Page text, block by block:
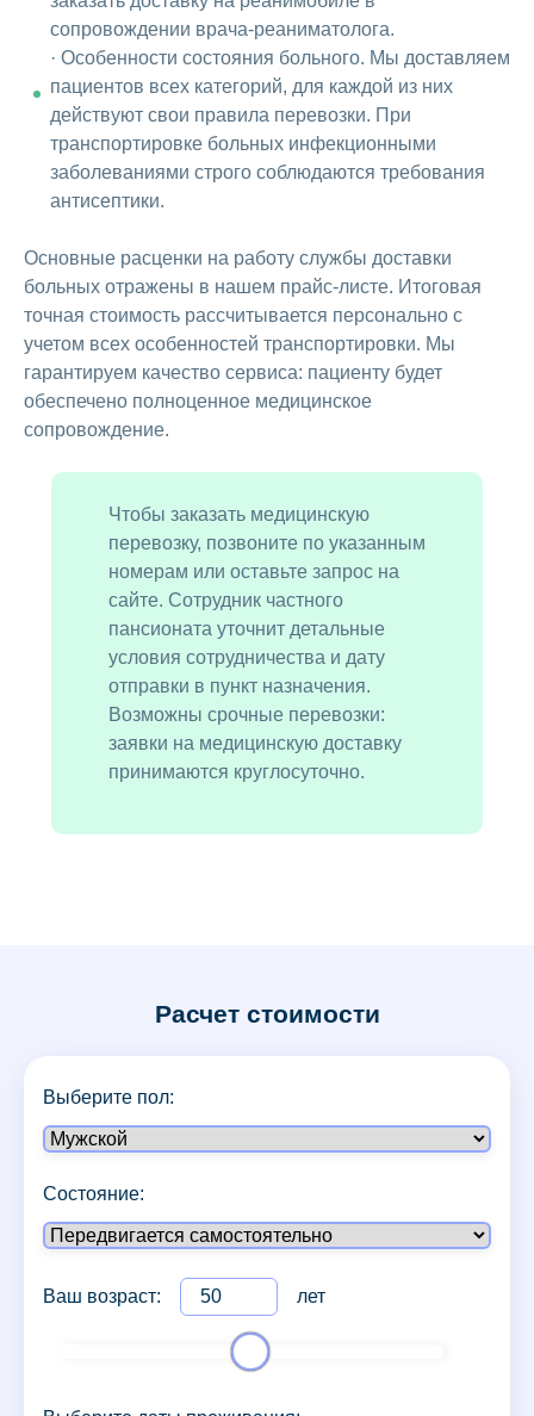
сопровождении врача-реаниматолога.
· Особенности состояния больного. Мы доставляем
пациентов всех категорий, для каждой из них
действуют свои правила перевозки. При
транспортировке больных инфекционными
заболеваниями строго соблюдаются требования
антисептики.
Основные расценки на работу службы доставки
больных отражены в нашем прайс-листе. Итоговая
точная стоимость рассчитывается персонально с
учетом всех особенностей транспортировки. Мы
гарантируем качество сервиса: пациенту будет
обеспечено полноценное медицинское
сопровождение.
Чтобы заказать медицинскую
перевозку, позвоните по указанным
номерам или оставьте запрос на
сайте. Сотрудник частного
пансионата уточнит детальные
условия сотрудничества и дату
отправки в пункт назначения.
Возможны срочные перевозки:
заявки на медицинскую доставку
принимаются круглосуточно.
Расчет стоимости
Выберите пол:
Состояние:
Ваш возраст: лет